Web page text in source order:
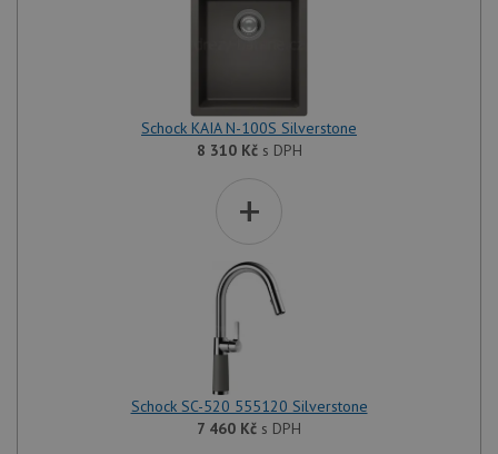
Schock KAIA N-100S Silverstone
8 310 Kčs DPH
+
Schock SC-520 555120 Silverstone
7 460 Kč s DPH